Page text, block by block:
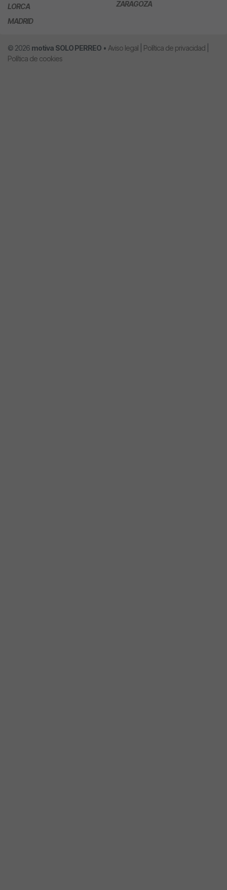
LORCA
MADRID
ZARAGOZA
© 2026 motiva SOLO PERREO • Aviso legal Política de privacidad
Política de cookies